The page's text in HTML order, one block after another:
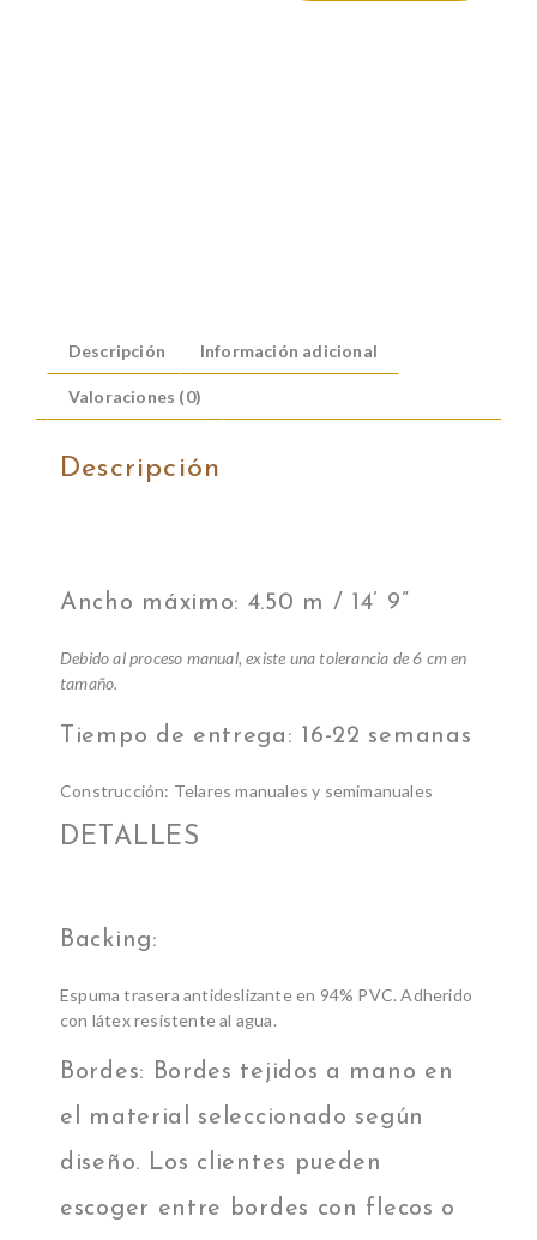
Descripción Información adicional
Valoraciones (0)
Descripción
Ancho máximo: 4.50 m / 14’ 9”
Debido al proceso manual, existe una tolerancia de 6 cm en
tamaño.
Tiempo de entrega: 16-22 semanas
Construcción: Telares manuales y semimanuales
DETALLES
Backing:
Espuma trasera antideslizante en 94% PVC. Adherido
con látex resistente al agua.
Bordes: Bordes tejidos a mano en
el material seleccionado según
diseño. Los clientes pueden
escoger entre bordes con flecos o